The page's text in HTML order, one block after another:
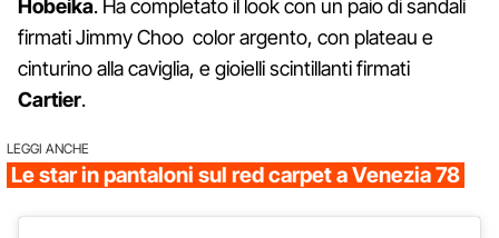
Hobeika. Ha completato il look con un paio di sandali
firmati Jimmy Choo color argento, con plateau e
cinturino alla caviglia, e gioielli scintillanti firmati
Cartier.
LEGGI ANCHE
Le star in pantaloni sul red carpet a Venezia 78